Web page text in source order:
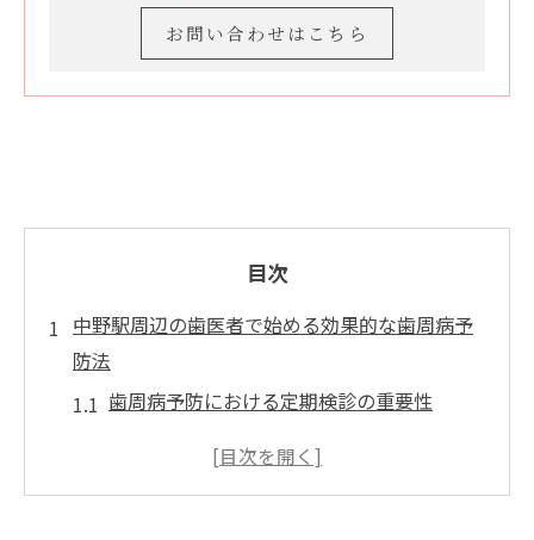
お問い合わせはこちら
目次
中野駅周辺の歯医者で始める効果的な歯周病予
防法
歯周病予防における定期検診の重要性
プロが教える歯周病予防のセルフケア